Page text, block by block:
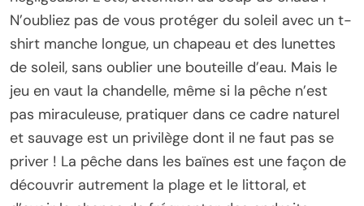
N’oubliez pas de vous protéger du soleil avec un t-
shirt manche longue, un chapeau et des lunettes
de soleil, sans oublier une bouteille d’eau. Mais le
jeu en vaut la chandelle, même si la pêche n’est
pas miraculeuse, pratiquer dans ce cadre naturel
et sauvage est un privilège dont il ne faut pas se
priver ! La pêche dans les baïnes est une façon de
découvrir autrement la plage et le littoral, et